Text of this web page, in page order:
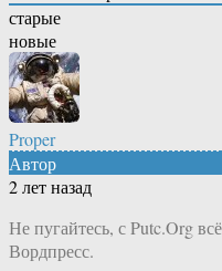
старые
новые
Proper
Автор
2 лет назад
Не пугайтесь, с Putc.Org
Вордпресс.